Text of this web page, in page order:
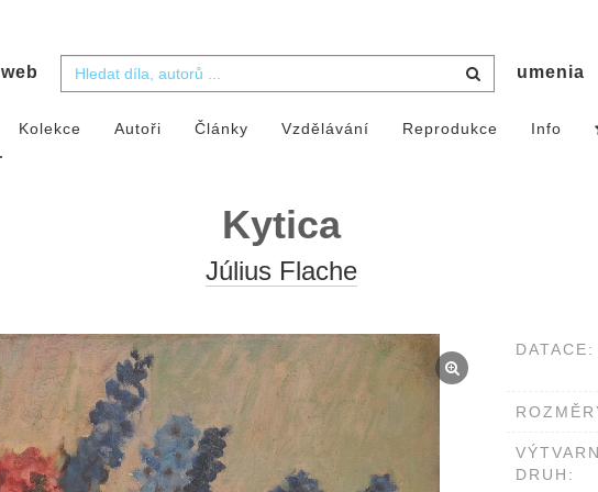
web umenia
Kolekce Autoři Články Vzdělávání Reprodukce Info
Kytica
Július Flache
DATACE:
DRUH: